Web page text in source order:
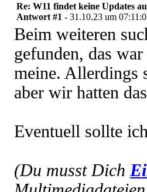
Re: W11 findet keine Updates
Antwort #1 - 31.10.23 um
Beim weiteren
gefunden, das
meine. Allerdings
aber wir hatten
Eventuell sollte
(Du musst Dich